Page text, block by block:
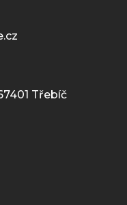
Třebíč